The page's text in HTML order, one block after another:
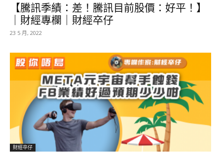
【騰訊季績：差！騰訊目前股價：好平！】
｜財經專欄｜財經卒仔
23 5 月, 2022
財經卒仔